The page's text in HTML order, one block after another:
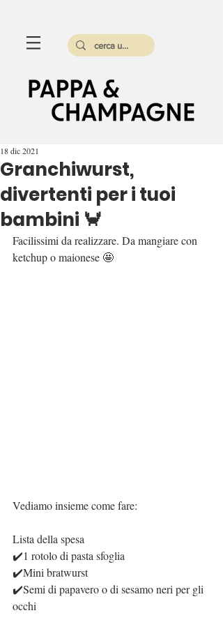
Granchiwurst,
divertenti per i tuoi
bambini 🦀
18 dic 2021
Facilissimi da realizzare. Da mangiare con
ketchup o maionese 🤩
Vediamo insieme come fare:
Lista della spesa
✔️1 rotolo di pasta sfoglia
✔️Mini bratwurst
✔️Semi di papavero o di sesamo neri per gli
occhi